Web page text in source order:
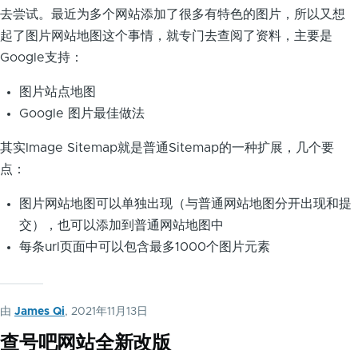
去尝试。最近为多个网站添加了很多有特色的图片，所以又想
起了图片网站地图这个事情，就专门去查阅了资料，主要是
Google支持：
图片站点地图
Google 图片最佳做法
其实Image Sitemap就是普通Sitemap的一种扩展，几个要
点：
图片网站地图可以单独出现（与普通网站地图分开出现和提
交），也可以添加到普通网站地图中
每条url页面中可以包含最多1000个图片元素
由 James Qi, 2021年11月13日
查号吧网站全新改版